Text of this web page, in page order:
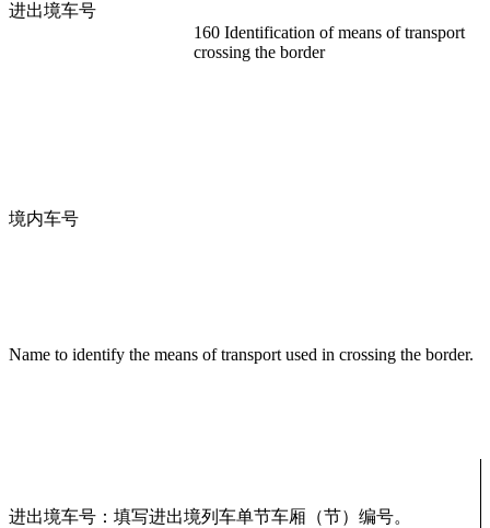
进出境车号
160 Identification of means of transport
crossing the border
境内车号
Name to identify the means of transport used in crossing the border.
进出境车号：填写进出境列车单节车厢（节）编号。